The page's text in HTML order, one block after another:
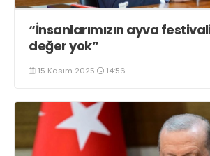
“İnsanlarımızın ayva
değer yok”
15 Kasım 2025 14:56